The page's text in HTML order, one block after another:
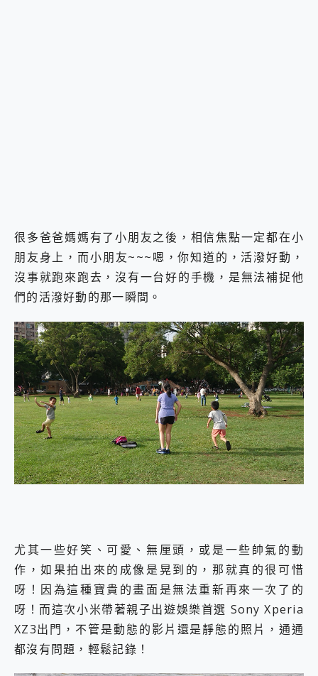
很多爸爸媽媽有了小朋友之後，相信焦點一定都在小
朋友身上，而小朋友~~~嗯，你知道的，活潑好動，
沒事就跑來跑去，沒有一台好的手機，是無法補捉他
們的活潑好動的那一瞬間。
尤其一些好笑、可愛、無厘頭，或是一些帥氣的動
作，如果拍出來的成像是晃到的，那就真的很可惜
呀！因為這種寶貴的畫面是無法重新再來一次了的
呀！而這次小米帶著親子出遊娛樂首選 Sony Xperia
XZ3出門，不管是動態的影片還是靜態的照片，通通
都沒有問題，輕鬆記錄！